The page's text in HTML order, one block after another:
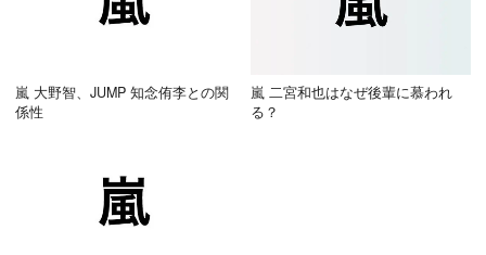
嵐 大野智、JUMP 知念侑李との関
係性
嵐 二宮和也はなぜ後輩に慕われ
る？